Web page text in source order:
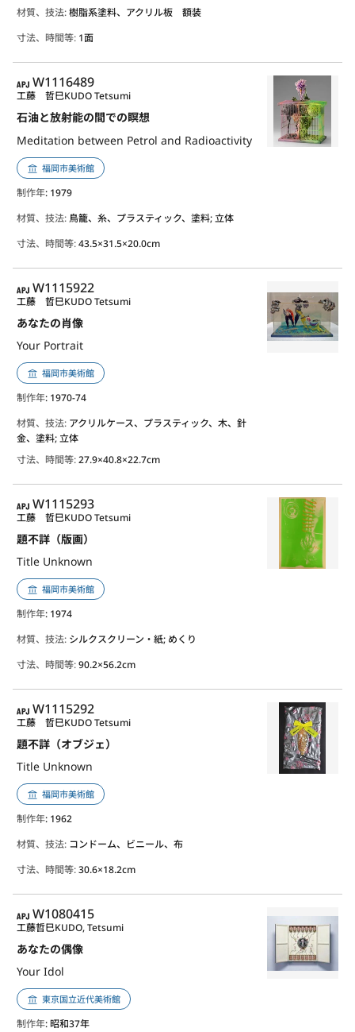
材質、技法:樹脂系塗料、アクリル板 額装
寸法、時間等: 1面
APJ
W1116489
石油と放射能の間での瞑想
Meditation between Petrol and Radioactivity
工藤 哲巳KUDO Tetsumi
福岡市美術館
制作年: 1979
材質、技法: 鳥籠、糸、プラスティック、塗料; 立体
寸法、時間等:43.5×31.5×20.0cm
APJ
W1115922
あなたの肖像
Your Portrait
工藤 哲巳KUDO Tetsumi
福岡市美術館
制作年: 1970-74
材質、技法: アクリルケース、プラスティック、木、針
金、塗料; 立体
寸法、時間等:27.9×40.8×22.7cm
APJ
W1115293
題不詳（版画）
Title Unknown
工藤 哲巳KUDO Tetsumi
福岡市美術館
制作年: 1974
材質、技法: シルクスクリーン・紙; めくり
寸法、時間等:90.2×56.2cm
APJ
W1115292
題不詳（オブジェ）
Title Unknown
工藤 哲巳KUDO Tetsumi
福岡市美術館
制作年: 1962
材質、技法: コンドーム、ビニール、布
寸法、時間等:30.6×18.2cm
APJ
W1080415
あなたの偶像
Your Idol
工藤哲巳KUDO, Tetsumi
東京国立近代美術館
制作年: 昭和37年